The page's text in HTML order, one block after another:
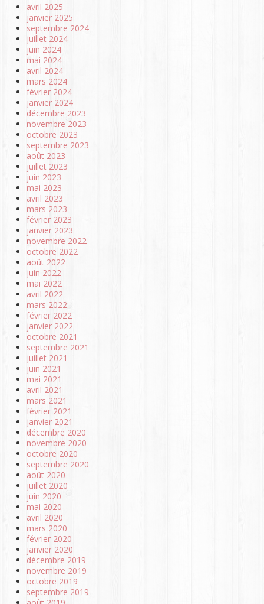
avril 2025
janvier 2025
septembre 2024
juillet 2024
juin 2024
mai 2024
avril 2024
mars 2024
février 2024
janvier 2024
décembre 2023
novembre 2023
octobre 2023
septembre 2023
août 2023
juillet 2023
juin 2023
mai 2023
avril 2023
mars 2023
février 2023
janvier 2023
novembre 2022
octobre 2022
août 2022
juin 2022
mai 2022
avril 2022
mars 2022
février 2022
janvier 2022
octobre 2021
septembre 2021
juillet 2021
juin 2021
mai 2021
avril 2021
mars 2021
février 2021
janvier 2021
décembre 2020
novembre 2020
octobre 2020
septembre 2020
août 2020
juillet 2020
juin 2020
mai 2020
avril 2020
mars 2020
février 2020
janvier 2020
décembre 2019
novembre 2019
octobre 2019
septembre 2019